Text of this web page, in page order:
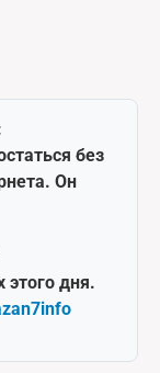
без
Он
этого дня.